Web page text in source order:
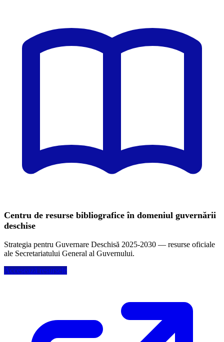
Centru de resurse bibliografice în domeniul guvernării
deschise
Strategia pentru Guvernare Deschisă 2025-2030 — resurse oficiale
ale Secretariatului General al Guvernului.
Accesează resursele